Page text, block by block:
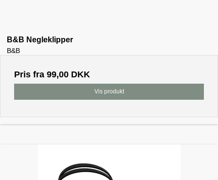
B&B Negleklipper
B&B
Pris fra 99,00 DKK
Vis produkt